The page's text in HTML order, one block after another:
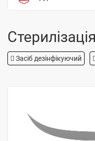
Засіб дезінфікуючий